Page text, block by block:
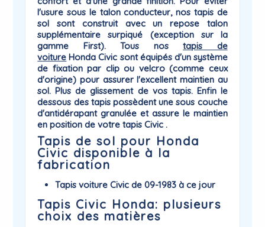
l'usure sous le talon conducteur, nos tapis de
sol sont construit avec un repose talon
supplémentaire surpiqué (exception sur la
gamme First). Tous nostapis de
voiture Honda Civic sont équipés d'un système
de fixation par clip ou velcro(comme ceux
d'origine) pour assurer l'excellent maintien au
sol. Plus de glissement de vos tapis. Enfin le
dessous des tapis possèdent une sous couche
d'antidérapantgranulée et assure le maintien
en position de votre tapis Civic .
Tapis de sol pour Honda
Civic disponible à la
fabrication
Tapis voiture Civic de 09-1983 à ce jour
Tapis Civic Honda: plusieurs
choix des matières